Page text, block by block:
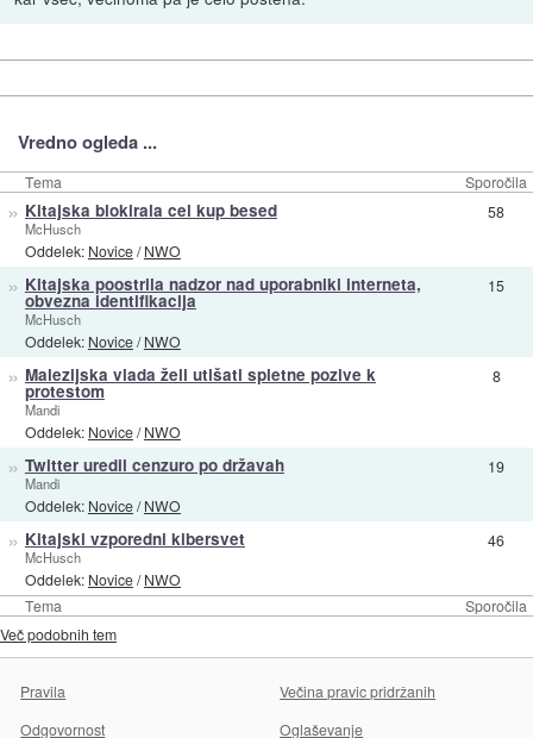
Vredno ogleda ...
Tema Sporočila
Tema Sporočila
» Kitajska blokirala cel kup besed
McHusch
Oddelek: Novice/NWO
58
» Kitajska poostrila nadzor nad uporabniki interneta,
obvezna identifikacija
McHusch
Oddelek: Novice/NWO
15
» Malezijska vlada želi utišati spletne pozive k
protestom
Mandi
Oddelek: Novice/NWO
8
» Twitter uredil cenzuro po državah
Mandi
Oddelek: Novice/NWO
19
» Kitajski vzporedni kibersvet
McHusch
Oddelek: Novice/NWO
46
Več podobnih tem
Pravila
Večina pravic pridržanih
Odgovornost
Oglaševanje